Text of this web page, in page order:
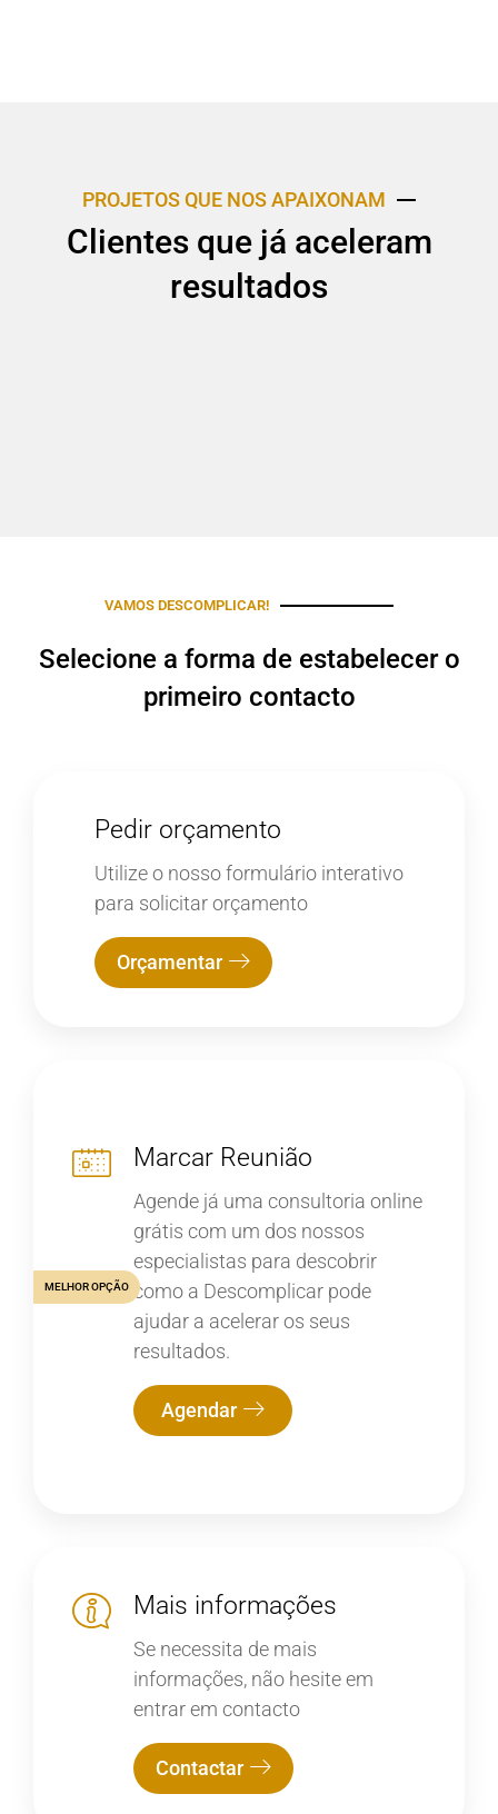
PROJETOS QUE NOS APAIXONAM
Clientes que já aceleram
resultados
VAMOS DESCOMPLICAR!
Selecione a forma de estabelecer o
primeiro contacto
Pedir orçamento
Utilize o nosso formulário interativo
para solicitar orçamento
Orçamentar
Marcar Reunião
Agende já uma consultoria online
grátis com um dos nossos
especialistas para descobrir
como a Descomplicar pode
ajudar a acelerar os seus
resultados.
Agendar
MELHOR OPÇÃO
Mais informações
Se necessita de mais
informações, não hesite em
entrar em contacto
Contactar